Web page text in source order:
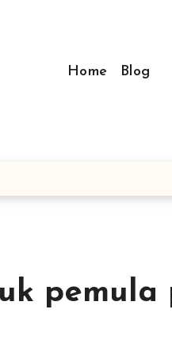
Home Blog
pemula